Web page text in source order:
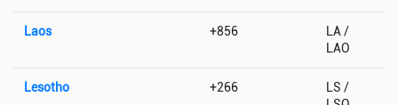
Laos +856
LA /
LAO
Lesotho +266
LS /